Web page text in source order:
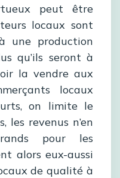
peut être
locaux sont
une production
qu’ils seront à
la vendre aux
locaux
on limite le
les revenus n’en
pour les
alors eux-aussi
de qualité à